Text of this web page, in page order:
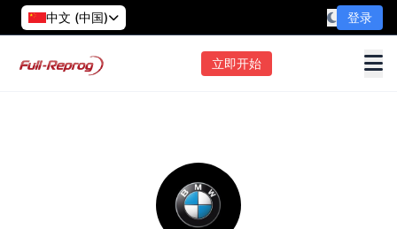
中文 (中国) 登录
立即开始